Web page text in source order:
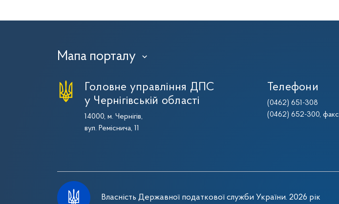
Мапа порталу ›
Головне управління ДПС
у Чернігівській області
14000, м. Чернігів,
вул. Реміснича, 11
Телефони
(0462) 651-308
(0462) 652-300, факс
Власність Державної податкової служби України. 2026 рік